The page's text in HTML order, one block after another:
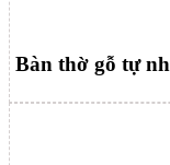
Bàn thờ gỗ tự